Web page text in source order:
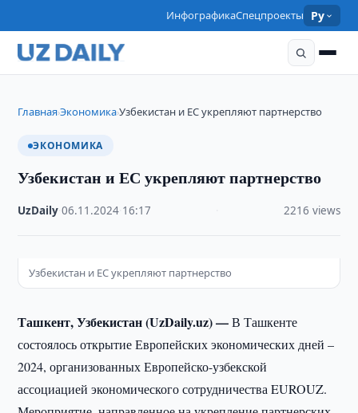
ИнфографикаСпецпроекты Ру
Главная›Экономика›Узбекистан и ЕС укрепляют партнерство
ЭКОНОМИКА
Узбекистан и ЕС укрепляют партнерство
UzDaily ·06.11.2024 16:17 2216 views
Узбекистан и ЕС укрепляют партнерство
Ташкент, Узбекистан (UzDaily.uz) —В Ташкенте
состоялось открытие Европейских экономических дней –
2024, организованных Европейско-узбекской
ассоциацией экономического сотрудничества EUROUZ.